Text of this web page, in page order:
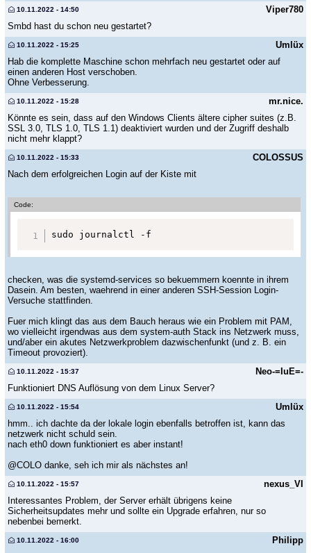
Viper780
10.11.2022 - 14:50
Smbd hast du schon neu gestartet?
Umlüx
10.11.2022 - 15:25
Hab die komplette Maschine schon mehrfach neu gestartet oder auf
einen anderen Host verschoben.
Ohne Verbesserung.
mr.nice.
10.11.2022 - 15:28
Könnte es sein, dass auf den Windows Clients ältere cipher suites (z.B.
SSL 3.0, TLS 1.0, TLS 1.1) deaktiviert wurden und der Zugriff deshalb
nicht mehr klappt?
COLOSSUS
10.11.2022 - 15:33
Nach dem erfolgreichen Login auf der Kiste mit
Code:
sudo journalctl -f
checken, was die systemd-services so bekuemmern koennte in ihrem
Dasein. Am besten, waehrend in einer anderen SSH-Session Login-
Versuche stattfinden.
Fuer mich klingt das aus dem Bauch heraus wie ein Problem mit PAM,
wo vielleicht irgendwas aus dem system-auth Stack ins Netzwerk muss,
und/aber ein akutes Netzwerkproblem dazwischenfunkt (und z. B. ein
Timeout provoziert).
Neo-=IuE=-
10.11.2022 - 15:37
Funktioniert DNS Auflösung von dem Linux Server?
Umlüx
10.11.2022 - 15:54
hmm.. ich dachte da der lokale login ebenfalls betroffen ist, kann das
netzwerk nicht schuld sein.
nach eth0 down funktioniert es aber instant!
@COLO danke, seh ich mir als nächstes an!
nexus_VI
10.11.2022 - 15:57
Interessantes Problem, der Server erhält übrigens keine
Sicherheitsupdates mehr und sollte ein Upgrade erfahren, nur so
nebenbei bemerkt.
Philipp
10.11.2022 - 16:00